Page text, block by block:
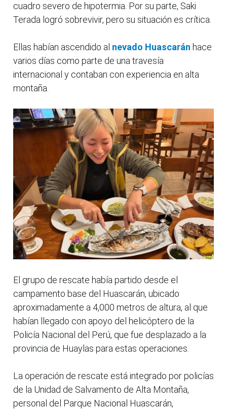
cuadro severo de hipotermia. Por su parte, Saki
Terada logró sobrevivir, pero su situación es crítica.
Ellas habían ascendido al nevado Huascarán hace
varios días como parte de una travesía
internacional y contaban con experiencia en alta
montaña.
El grupo de rescate había partido desde el
campamento base del Huascarán, ubicado
aproximadamente a 4,000 metros de altura, al que
habían llegado con apoyo del helicóptero de la
Policía Nacional del Perú, que fue desplazado a la
provincia de Huaylas para estas operaciones.
La operación de rescate está integrado por policías
de la Unidad de Salvamento de Alta Montaña,
personal del Parque Nacional Huascarán,